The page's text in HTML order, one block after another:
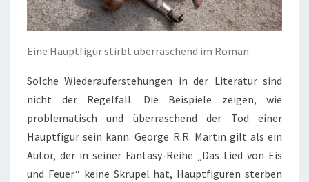
Eine Hauptfigur stirbt überraschend im Roman
Solche Wiederauferstehungen in der Literatur sind
nicht der Regelfall. Die Beispiele zeigen, wie
problematisch und überraschend der Tod einer
Hauptfigur sein kann. George R.R. Martin gilt als ein
Autor, der in seiner Fantasy-Reihe „Das Lied von Eis
und Feuer“ keine Skrupel hat, Hauptfiguren sterben